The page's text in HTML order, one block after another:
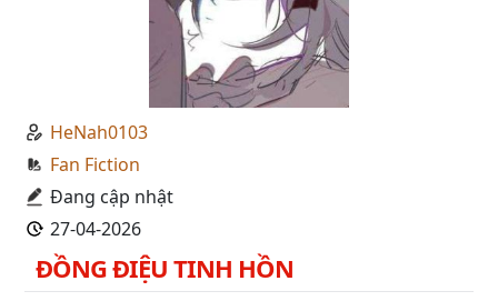
HeNah0103
Fan Fiction
Đang cập nhật
27-04-2026
ĐỒNG ĐIỆU TINH HỒN